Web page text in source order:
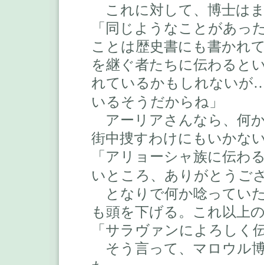
これに対して、博士は
「同じようなことがあっ
ことは歴史書にも書かれ
を継ぐ者たちに伝わると
れているかもしれないが
いるそうだからね」
アーリアさんなら、何
街中捜すわけにもいかな
「アリョーシャ族に伝わ
いところ、ありがとうご
となりで何か唸ってい
も頭を下げる。これ以上
「サラヴァンによろしく
そう言って、マロウル